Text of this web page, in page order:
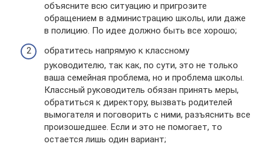
объясните всю ситуацию и пригрозите
обращением в администрацию школы, или даже
в полицию. По идее должно быть все хорошо;
обратитесь напрямую к классному
руководителю, так как, по сути, это не только
ваша семейная проблема, но и проблема школы.
Классный руководитель обязан принять меры,
обратиться к директору, вызвать родителей
вымогателя и поговорить с ними, разъяснить все
произошедшее. Если и это не помогает, то
остается лишь один вариант;